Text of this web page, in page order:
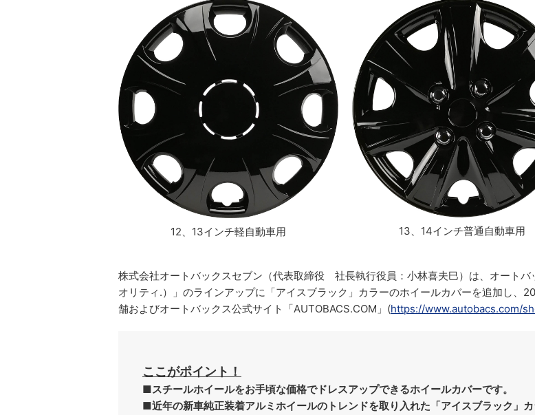
12、13インチ軽自動車用 13、14インチ普通自動車用
株式会社オートバックスセブン（代表取締役 社長執行役員：小林喜夫巳）は、オートバ
オリティ.）」のラインアップに「アイスブラック」カラーのホイールカバーを追加し、
舗およびオートバックス公式サイト「AUTOBACS.COM」(https://www.autobacs.com/
ここがポイント！
■スチールホイールをお手頃な価格でドレスアップできるホイールカバーです。
■近年の新車純正装着アルミホイールのトレンドを取り入れた「アイスブラック」